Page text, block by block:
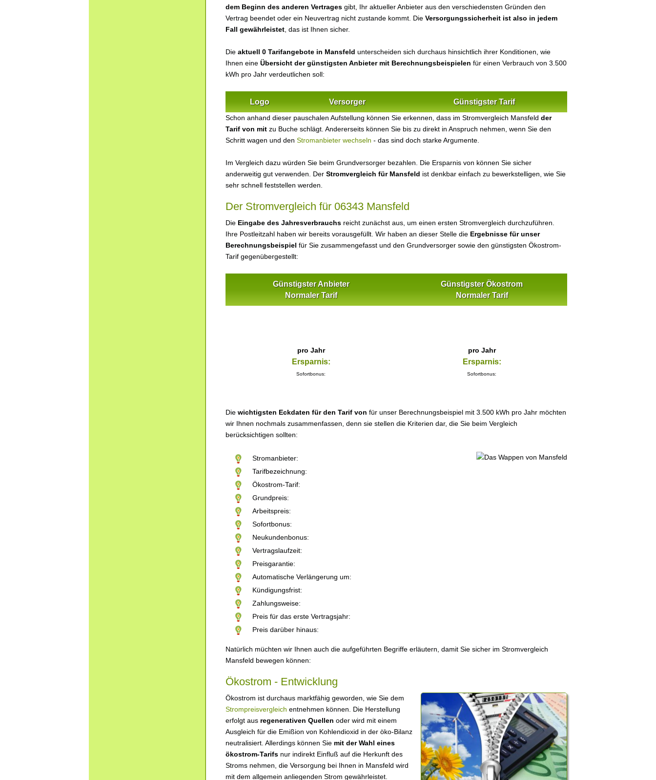
dem Beginn des anderen Vertrages gibt, Ihr aktueller Anbieter aus den verschiedensten Gründen den
Vertrag beendet oder ein Neuvertrag nicht zustande kommt. Die Versorgungssicherheit ist also in jedem
Fall gewährleistet , das ist Ihnen sicher.
Die aktuell 0 Tarifangebote in Mansfeld unterscheiden sich durchaus hinsichtlich ihrer Konditionen, wie
Ihnen eine Übersicht der günstigsten Anbieter mit Berechnungsbeispielen für einen Verbrauch von 3.500
kWh pro Jahr verdeutlichen soll:
Logo Versorger Günstigster Tarif
Schon anhand dieser pauschalen Aufstellung können Sie erkennen, dass im Stromvergleich Mansfeld der
Tarif von mit zu Buche schlägt. Andererseits können Sie bis zu direkt in Anspruch nehmen, wenn Sie den
Schritt wagen und den Stromanbieter wechseln - das sind doch starke Argumente.
Im Vergleich dazu würden Sie beim Grundversorger bezahlen. Die Ersparnis von können Sie sicher
anderweitig gut verwenden. Der Stromvergleich für Mansfeld ist denkbar einfach zu bewerkstelligen, wie Sie
sehr schnell feststellen werden.
Der Stromvergleich für 06343 Mansfeld
Die Eingabe des Jahresverbrauchs reicht zunächst aus, um einen ersten Stromvergleich durchzuführen.
Ihre Postleitzahl haben wir bereits vorausgefüllt. Wir haben an dieser Stelle die Ergebnisse für unser
Berechnungsbeispiel für Sie zusammengefasst und den Grundversorger sowie den günstigsten Ökostrom-
Tarif gegenübergestellt:
Günstigster Anbieter
Normaler Tarif
Günstigster Ökostrom
Normaler Tarif
pro Jahr
Ersparnis:
Sofortbonus:
pro Jahr
Ersparnis:
Sofortbonus:
Die wichtigsten Eckdaten für den Tarif von für unser Berechnungsbeispiel mit 3.500 kWh pro Jahr möchten
wir Ihnen nochmals zusammenfassen, denn sie stellen die Kriterien dar, die Sie beim Vergleich
berücksichtigen sollten:
Stromanbieter:
Tarifbezeichnung:
Ökostrom-Tarif:
Grundpreis:
Arbeitspreis:
Sofortbonus:
Neukundenbonus:
Vertragslaufzeit:
Preisgarantie:
Automatische Verlängerung um:
Kündigungsfrist:
Zahlungsweise:
Preis für das erste Vertragsjahr:
Preis darüber hinaus:
Natürlich müchten wir Ihnen auch die aufgeführten Begriffe erläutern, damit Sie sicher im Stromvergleich
Mansfeld bewegen können:
Ökostrom - Entwicklung
Ökostrom ist durchaus marktfähig geworden, wie Sie dem
Strompreisvergleich entnehmen können. Die Herstellung
erfolgt aus regenerativen Quellen oder wird mit einem
Ausgleich für die Emißion von Kohlendioxid in der öko-Bilanz
neutralisiert. Allerdings können Sie mit der Wahl eines
ökostrom-Tarifs nur indirekt Einfluß auf die Herkunft des
Stroms nehmen, die Versorgung bei Ihnen in Mansfeld wird
mit dem allgemein anliegenden Strom gewährleistet.